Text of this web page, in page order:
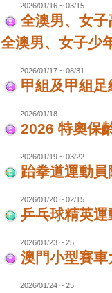
2026/01/16 ~ 03/15
全澳男、女
全澳男、女子少
2026/01/17 ~ 08/31
甲組及甲組
2026/01/18
2026 特奧保
2026/01/19 ~ 03/22
跆拳道運動
2026/01/20 ~ 02/15
乒乓球精英
2026/01/23 ~ 25
澳門小型賽
2026/01/24 ~ 25